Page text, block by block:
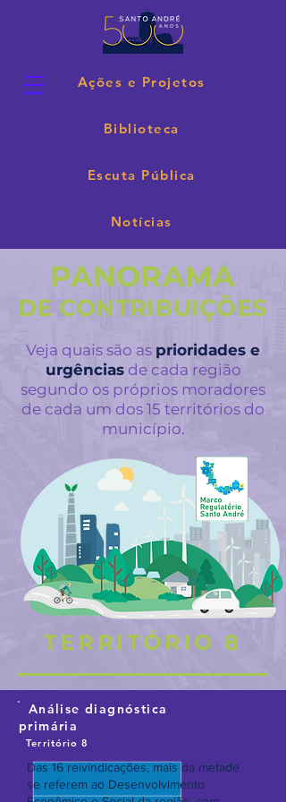
Ações e Projetos
Biblioteca
Escuta Pública
Notícias
PANORAMA
DE CONTRIBUIÇÕES
Veja quais são as prioridades e
urgênciasde cada região
segundo os próprios moradores
de cada um dos 15 territórios do
município.
TERRITÓRIO 8
Análise diagnóstica
primária
Território 8
Das 16 reivindicações, mais da metade
se referem ao Desenvolvimento